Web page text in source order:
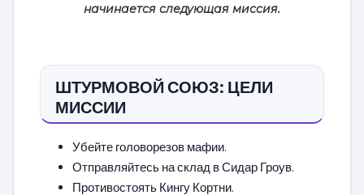
начинается следующая миссия.
ШТУРМОВОЙ СОЮЗ: ЦЕЛИ
МИССИИ
Убейте головорезов мафии.
Отправляйтесь на склад в Сидар Гроув.
Противостоять Кингу Кортни.